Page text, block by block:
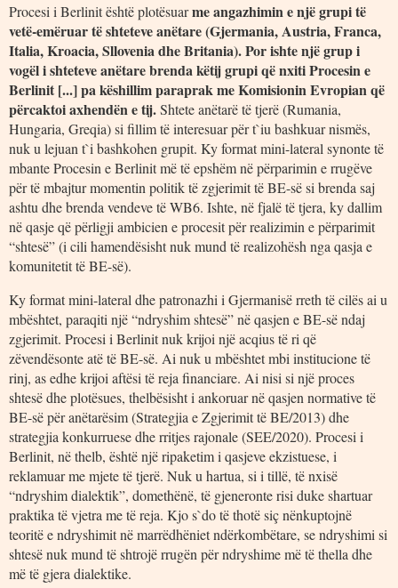
Procesi i Berlinit është plotësuarme angazhimin e një grupi të
vetë-emëruar të shteteve anëtare (Gjermania, Austria, Franca,
Italia, Kroacia, Sllovenia dhe Britania). Por ishte një grup i
vogël i shteteve anëtare brenda këtij grupi që nxiti Procesin e
Berlinit [...] pa këshillim paraprak me Komisionin Evropian që
përcaktoi axhendën e tij.Shtete anëtarë të tjerë (Rumania,
Hungaria, Greqia) si fillim të interesuar për t`iu bashkuar nismës,
nuk u lejuan t`i bashkohen grupit. Ky format mini-lateral synonte të
mbante Procesin e Berlinit më të epshëm në përparimin e rrugëve
për të mbajtur momentin politik të zgjerimit të BE-së si brenda saj
ashtu dhe brenda vendeve të WB6. Ishte, në fjalë të tjera, ky dallim
në qasje që përligji ambicien e procesit për realizimin e përparimit
“shtesë” (i cili hamendësisht nuk mund të realizohësh nga qasja e
komunitetit të BE-së).
Ky format mini-lateral dhe patronazhi i Gjermanisë rreth të cilës ai u
mbështet, paraqiti një “ndryshim shtesë” në qasjen e BE-së ndaj
zgjerimit. Procesi i Berlinit nuk krijoi një acqius të ri që
zëvendësonte atë të BE-së. Ai nuk u mbështet mbi institucione të
rinj, as edhe krijoi aftësi të reja financiare. Ai nisi si një proces
shtesë dhe plotësues, thelbësisht i ankoruar në qasjen normative të
BE-së për anëtarësim (Strategjia e Zgjerimit të BE/2013) dhe
strategjia konkurruese dhe rritjes rajonale (SEE/2020). Procesi i
Berlinit, në thelb, është një ripaketim i qasjeve ekzistuese, i
reklamuar me mjete të tjerë. Nuk u hartua, si i tillë, të nxisë
“ndryshim dialektik”, domethënë, të gjeneronte risi duke shartuar
praktika të vjetra me të reja. Kjo s`do të thotë siç nënkuptojnë
teoritë e ndryshimit në marrëdhëniet ndërkombëtare, se ndryshimi si
shtesë nuk mund të shtrojë rrugën për ndryshime më të thella dhe
më të gjera dialektike.